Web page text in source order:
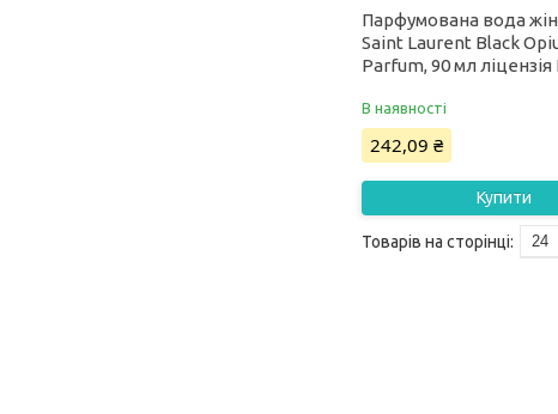
Парфумована вода
Saint Laurent Black
Parfum, 90 мл ліцензія
В наявності
242,09 ₴
Купити